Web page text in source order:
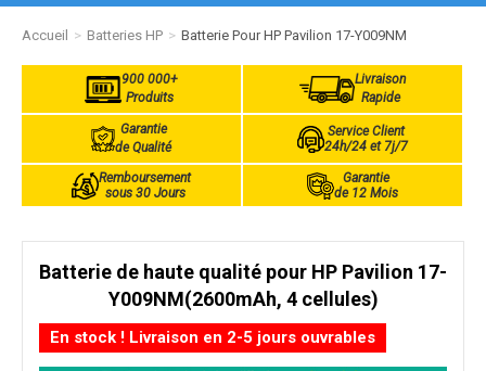
Accueil Batteries HP Batterie Pour HP Pavilion 17-Y009NM
900 000+
Produits
Livraison
Rapide
Garantie
de Qualité
Service Client
24h/24 et 7j/7
Remboursement
sous 30 Jours
Garantie
de 12 Mois
Batterie de haute qualité pour HP Pavilion 17-
Y009NM(2600mAh, 4 cellules)
En stock ! Livraison en 2-5 jours ouvrables